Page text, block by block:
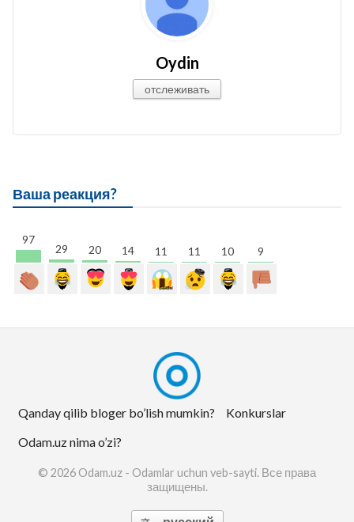
Oydin
отслеживать
Ваша реакция?
97
29 20 14 11 11 10 9
Qanday qilib bloger bo’lish mumkin?
Konkurslar
Odam.uz nima o’zi?
© 2026 Odam.uz - Odamlar uchun veb-sayti. Все права
защищены.